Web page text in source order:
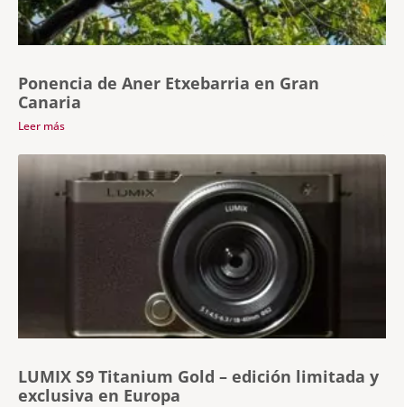
Ponencia de Aner Etxebarria en Gran
Canaria
Leer más
LUMIX S9 Titanium Gold – edición limitada y
exclusiva en Europa